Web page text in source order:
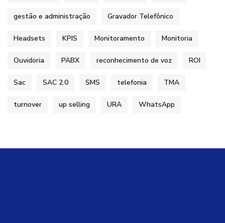
gestão e administração Gravador Telefônico
Headsets KPIS Monitoramento Monitoria
Ouvidoria PABX reconhecimento de voz ROI
Sac SAC 2.0 SMS telefonia TMA
turnover up selling URA WhatsApp